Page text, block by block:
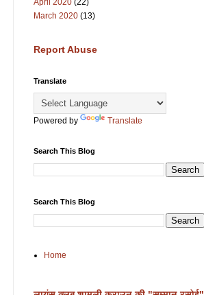
April 2020 (22)
March 2020 (13)
Report Abuse
Translate
Powered by Translate
Search This Blog
Search This Blog
Home